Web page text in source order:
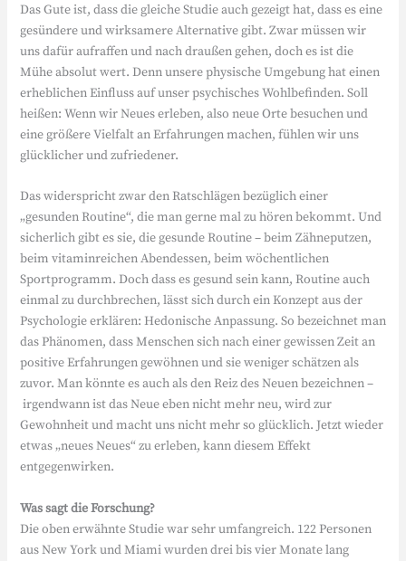
Das Gute ist, dass die gleiche Studie auch gezeigt hat, dass es eine
gesündere und wirksamere Alternative gibt. Zwar müssen wir
uns dafür aufraffen und nach draußen gehen, doch es ist die
Mühe absolut wert. Denn unsere physische Umgebung hat einen
erheblichen Einfluss auf unser psychisches Wohlbefinden. Soll
heißen: Wenn wir Neues erleben, also neue Orte besuchen und
eine größere Vielfalt an Erfahrungen machen, fühlen wir uns
glücklicher und zufriedener.
Das widerspricht zwar den Ratschlägen bezüglich einer
„gesunden Routine“, die man gerne mal zu hören bekommt. Und
sicherlich gibt es sie, die gesunde Routine – beim Zähneputzen,
beim vitaminreichen Abendessen, beim wöchentlichen
Sportprogramm. Doch dass es gesund sein kann, Routine auch
einmal zu durchbrechen, lässt sich durch ein Konzept aus der
Psychologie erklären: Hedonische Anpassung. So bezeichnet man
das Phänomen, dass Menschen sich nach einer gewissen Zeit an
positive Erfahrungen gewöhnen und sie weniger schätzen als
zuvor. Man könnte es auch als den Reiz des Neuen bezeichnen –
irgendwann ist das Neue eben nicht mehr neu, wird zur
Gewohnheit und macht uns nicht mehr so glücklich. Jetzt wieder
etwas „neues Neues“ zu erleben, kann diesem Effekt
entgegenwirken.
Was sagt die Forschung?
Die oben erwähnte Studie war sehr umfangreich. 122 Personen
aus New York und Miami wurden drei bis vier Monate lang